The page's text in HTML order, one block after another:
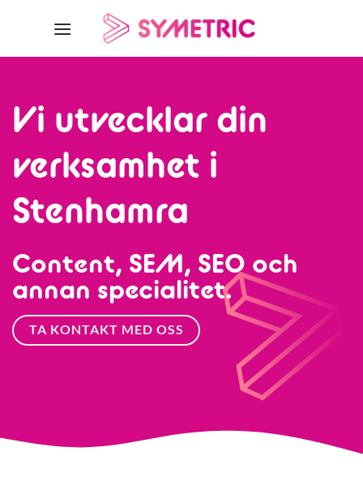
Vi utvecklar din
verksamhet i
Stenhamra
Content, SEM, SEO och
annan specialitet.
TA KONTAKT MED OSS